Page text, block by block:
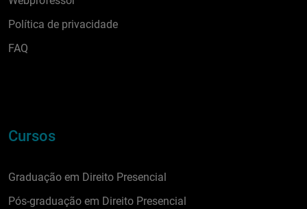
Política de privacidade
FAQ
Cursos
Graduação em Direito Presencial
Pós-graduação em Direito Presencial